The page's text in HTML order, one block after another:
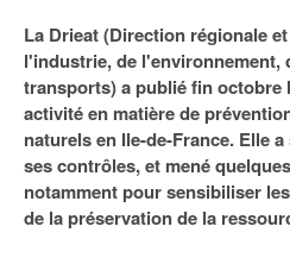
Services urbains
Attractivité
Innovation
Transport
Marchés publics
77
78
91
92
Nominations
Portraits
Agenda
Les Assises du Grand Paris
Éditions précédentes
Le podcast
Ecouter les épisodes
Lire les résumés
La Drieat (Direction régionale
l'industrie, de l'environnement,
transports) a publié fin octobre
activité en matière de
naturels en Ile-de-France. Elle
ses contrôles, et mené
notamment pour sensibiliser
de la préservation de la